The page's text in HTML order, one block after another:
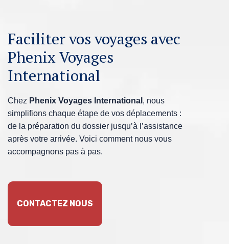
Faciliter vos voyages avec
Phenix Voyages
International
Chez Phenix Voyages International , nous
simplifions chaque étape de vos déplacements :
de la préparation du dossier jusqu’à l’assistance
après votre arrivée. Voici comment nous vous
accompagnons pas à pas.
CONTACTEZ NOUS